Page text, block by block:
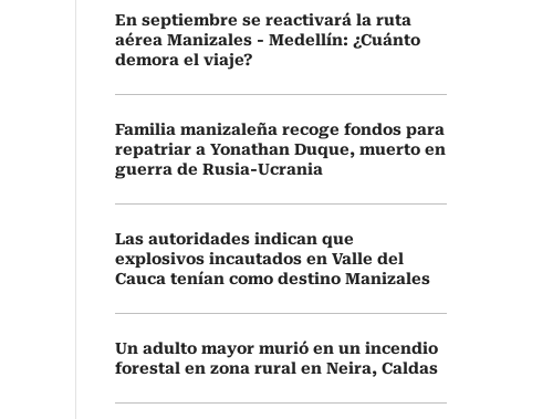
En septiembre se reactivará la ruta
aérea Manizales - Medellín: ¿Cuánto
demora el viaje?
Familia manizaleña recoge fondos para
repatriar a Yonathan Duque, muerto en
guerra de Rusia-Ucrania
Las autoridades indican que
explosivos incautados en Valle del
Cauca tenían como destino Manizales
Un adulto mayor murió en un incendio
forestal en zona rural en Neira, Caldas